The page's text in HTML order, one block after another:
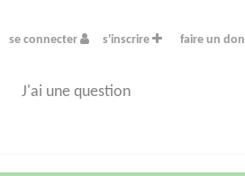
se connecter s'inscrire faire un don
J'ai une question